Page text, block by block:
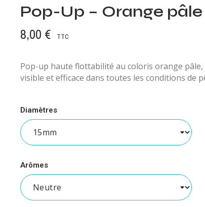
Pop-Up – Orange pâle
8,00 € TTC
Pop-up haute flottabilité au coloris orange
visible et efficace dans toutes les conditions de
Diamètres
Arômes